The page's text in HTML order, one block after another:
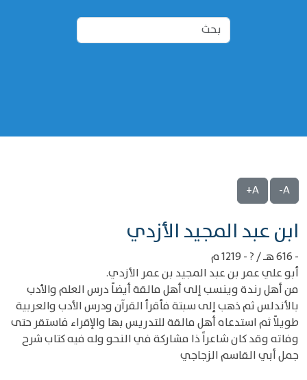
A-
A+
‌‌ابن عبد المجيد الأزدي
- 616 هـ / ? - 1219 م
أبو علي عمر بن عبد المجيد بن عمر الأزدي.
من أهل رندة وينسب إلى أهل مالقة أيضاً درس العلم والأدب
بالأندلس ثم ذهب إلى سبتة فأقرأ القرآن ودرس الأدب والعربية
طويلاً ثم استدعاه أهل مالقة للتدريس بها والإقراء فاستقر حتى
وفاته وقد كان شاعراً ذا مشاركة في النحو وله فيه كتاب شرح
جمل أبي القاسم الزجاجي